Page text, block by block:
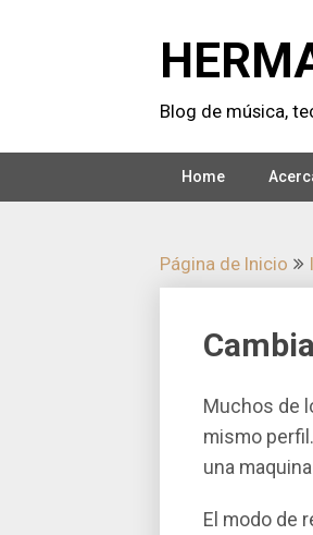
Blog de música,
Home
Página de Inicio
Muchos de
mismo
una
El modo de